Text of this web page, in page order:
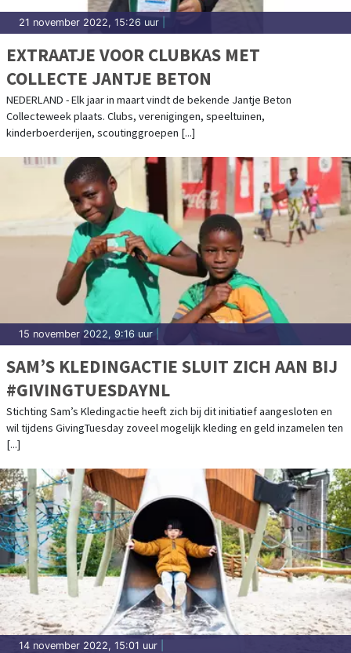
21 november 2022, 15:26 uur
EXTRAATJE VOOR CLUBKAS MET
COLLECTE JANTJE BETON
NEDERLAND - Elk jaar in maart vindt de bekende Jantje Beton
Collecteweek plaats. Clubs, verenigingen, speeltuinen,
kinderboerderijen, scoutinggroepen [...]
15 november 2022, 9:16 uur
SAM’S KLEDINGACTIE SLUIT ZICH AAN BIJ
#GIVINGTUESDAYNL
Stichting Sam’s Kledingactie heeft zich bij dit initiatief aangesloten en
wil tijdens GivingTuesday zoveel mogelijk kleding en geld inzamelen ten
[...]
14 november 2022, 15:01 uur